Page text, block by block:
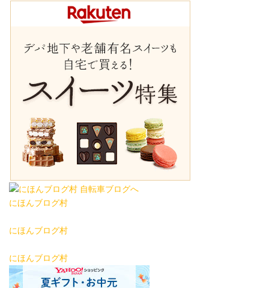
にほんブログ村
にほんブログ村
にほんブログ村